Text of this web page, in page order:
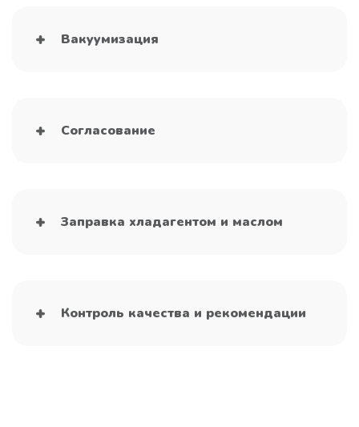
Вакуумизация
Согласование
Заправка хладагентом и маслом
Контроль качества и рекомендации